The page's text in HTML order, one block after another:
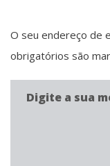
O seu endereço de
obrigatórios são